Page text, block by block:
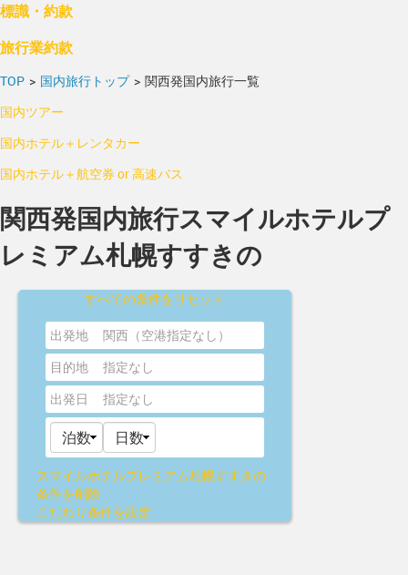
標識・約款
旅行業約款
TOP > 国内旅行トップ > 関西発国内旅行一覧
国内ツアー
国内ホテル＋レンタカー
国内ホテル＋航空券 or 高速バス
関西発国内旅行スマイルホテルプ
レミアム札幌すすきの
すべての条件をリセット
出発地
関西（空港指定なし）
目的地
指定なし
出発日
指定なし
スマイルホテルプレミアム札幌すすきの
条件を削除
こだわり条件を設定